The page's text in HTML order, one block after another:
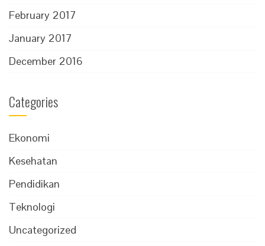
February 2017
January 2017
December 2016
Categories
Ekonomi
Kesehatan
Pendidikan
Teknologi
Uncategorized